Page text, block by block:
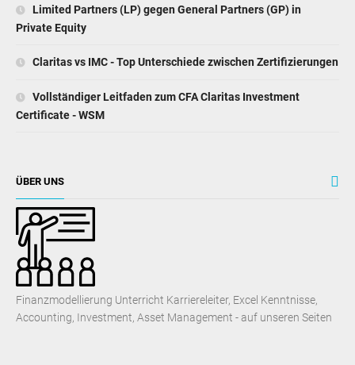
Limited Partners (LP) gegen General Partners (GP) in
Private Equity
Claritas vs IMC - Top Unterschiede zwischen Zertifizierungen
Vollständiger Leitfaden zum CFA Claritas Investment
Certificate - WSM
ÜBER UNS
Finanzmodellierung Unterricht Karriereleiter, Excel Kenntnisse,
Accounting, Investment, Asset Management - auf unseren Seiten